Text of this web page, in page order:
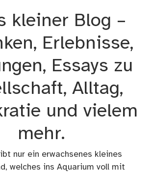
kleiner Blog –
Erlebnisse,
Essays zu
Alltag,
und vielem
mehr.
nur ein erwachsenes kleines
welches ins Aquarium voll mit